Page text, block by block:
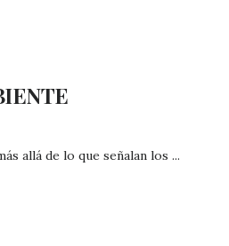
allá de lo que señalan los ...